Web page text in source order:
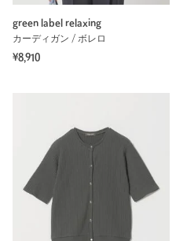
green label relaxing
カーディガン / ボレロ
¥8,910